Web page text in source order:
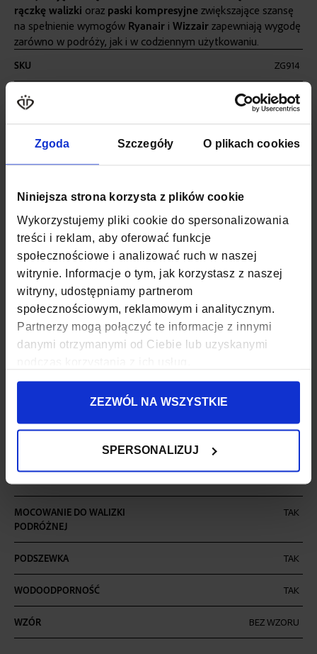
Zgoda Szczegóły O plikach cookies
Niniejsza strona korzysta z plików cookie
Wykorzystujemy pliki cookie do spersonalizowania
treści i reklam, aby oferować funkcje
społecznościowe i analizować ruch w naszej
witrynie. Informacje o tym, jak korzystasz z naszej
witryny, udostępniamy partnerom
społecznościowym, reklamowym i analitycznym.
Partnerzy mogą połączyć te informacje z innymi
danymi otrzymanymi od Ciebie lub uzyskanymi
ZEZWÓL NA WSZYSTKIE
SPERSONALIZUJ
rączkę walizki oraz paski kompresyjne zwiększające szansę
na spełnienie wymogów Ryanair i Wizzair zapewniają wygodę
zarówno w podróży, jak i w codziennym użytkowaniu.
informacji
SKU ZG914
WAGA 0,47 KG
KOLOR
MATERIAŁ
SZEROKOŚĆ 25 CM
GŁĘBOKOŚĆ
WYSOKOŚĆ
ZAPIĘCIE SUWAK
KOD EAN 5903689739481
ILOŚĆ KOMÓR 1
MIEŚCI LAPTOPA TAK
MOCOWANIE DO WALIZKI
PODRÓŻNEJ
TAK
PODSZEWKA TAK
WODOODPORNOŚĆ TAK
WZÓR BEZ WZORU